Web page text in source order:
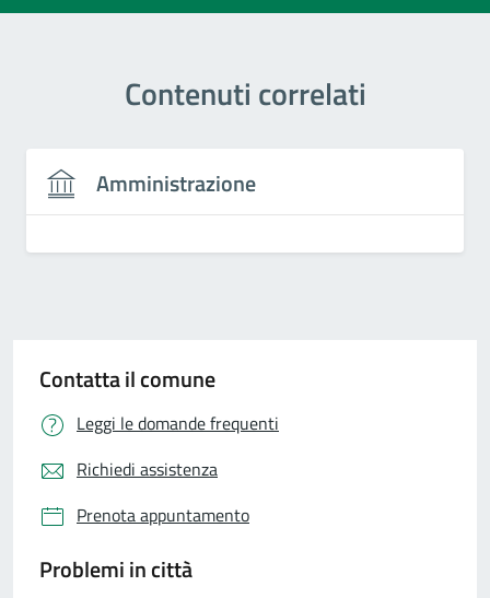
Contenuti correlati
Amministrazione
Contatta il comune
Leggi le domande frequenti
Richiedi assistenza
Prenota appuntamento
Problemi in città